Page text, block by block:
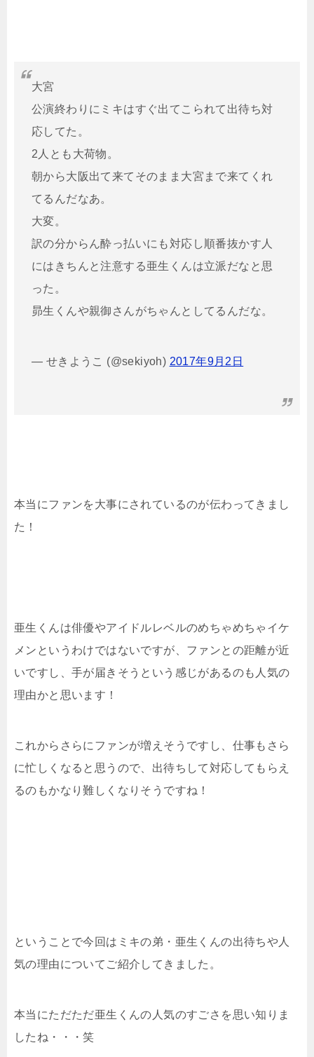
大宮
公演終わりにミキはすぐ出てこられて出待ち対
応してた。
2人とも大荷物。
朝から大阪出て来てそのまま大宮まで来てくれ
てるんだなあ。
大変。
訳の分からん酔っ払いにも対応し順番抜かす人
にはきちんと注意する亜生くんは立派だなと思
った。
昴生くんや親御さんがちゃんとしてるんだな。
— せきようこ (@sekiyoh) 2017年9月2日
本当にファンを大事にされているのが伝わってきまし
た！
亜生くんは俳優やアイドルレベルのめちゃめちゃイケ
メンというわけではないですが、ファンとの距離が近
いですし、手が届きそうという感じがあるのも人気の
理由かと思います！
これからさらにファンが増えそうですし、仕事もさら
に忙しくなると思うので、出待ちして対応してもらえ
るのもかなり難しくなりそうですね！
ということで今回はミキの弟・亜生くんの出待ちや人
気の理由についてご紹介してきました。
本当にただただ亜生くんの人気のすごさを思い知りま
したね・・・笑